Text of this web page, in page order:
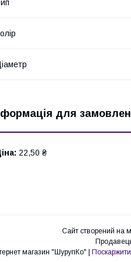
для
22,50 ₴
Сайт створений на